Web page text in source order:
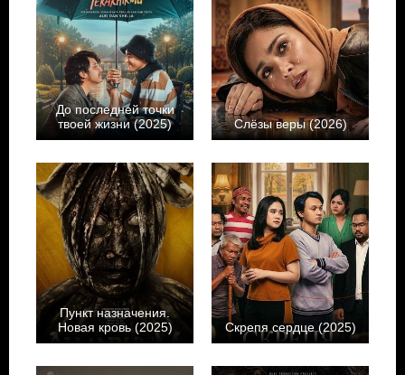
До последней точки
твоей жизни (2025)
Слёзы веры (2026)
Пункт назначения.
Новая кровь (2025)
Скрепя сердце (2025)